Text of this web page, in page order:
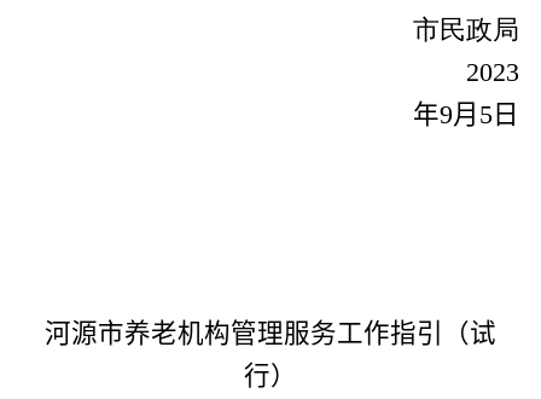
市民政局
2023
年9月 5 日
河源市养老机构管理服务工作指引（试
行）